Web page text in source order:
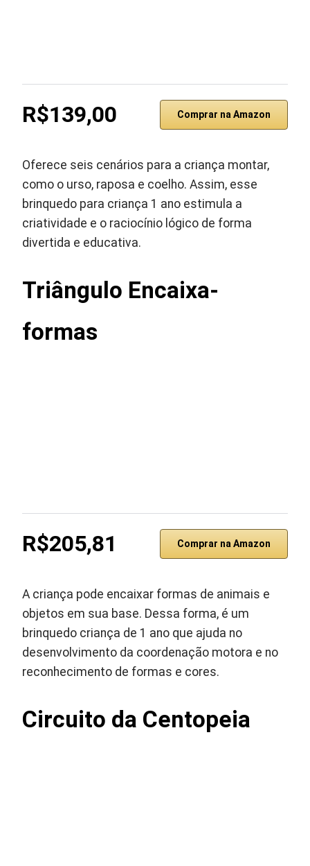
R$139,00 Comprar na Amazon
Oferece seis cenários para a criança montar,
como o urso, raposa e coelho. Assim, esse
brinquedo para criança 1 ano estimula a
criatividade e o raciocínio lógico de forma
divertida e educativa.
Triângulo Encaixa-
formas
R$205,81 Comprar na Amazon
A criança pode encaixar formas de animais e
objetos em sua base. Dessa forma, é um
brinquedo criança de 1 ano que ajuda no
desenvolvimento da coordenação motora e no
reconhecimento de formas e cores.
Circuito da Centopeia